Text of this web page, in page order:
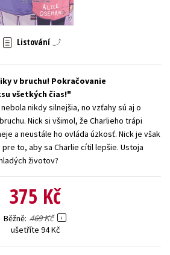
literatura
Všechny tituly
Listování
v bruchu! Pokračovanie
všetkých čias!
nikdy silnejšia, no vzťahy sú aj o
Nick si všimol, že Charlieho trápi
a neustále ho ovláda úzkosť. Nick je však
to, aby sa Charlie cítil lepšie. Ustoja
životov?
375 Kč
Běžně 469 Kč
ušetříte 94 Kč